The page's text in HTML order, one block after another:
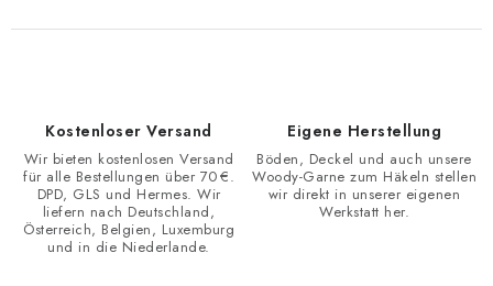
Kostenloser Versand
Wir bieten kostenlosen Versand
für alle Bestellungen über 70 €.
DPD, GLS und Hermes. Wir
liefern nach Deutschland,
Österreich, Belgien, Luxemburg
und in die Niederlande.
Eigene Herstellung
Böden, Deckel und auch unsere
Woody-Garne zum Häkeln stellen
wir direkt in unserer eigenen
Werkstatt her.